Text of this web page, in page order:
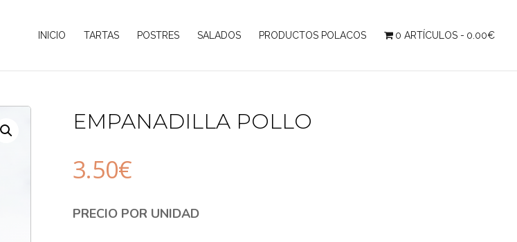
INICIO TARTAS POSTRES SALADOS PRODUCTOS POLACOS 0 ARTÍCULOS 0.00€
EMPANADILLA POLLO
3.50€
PRECIO POR UNIDAD